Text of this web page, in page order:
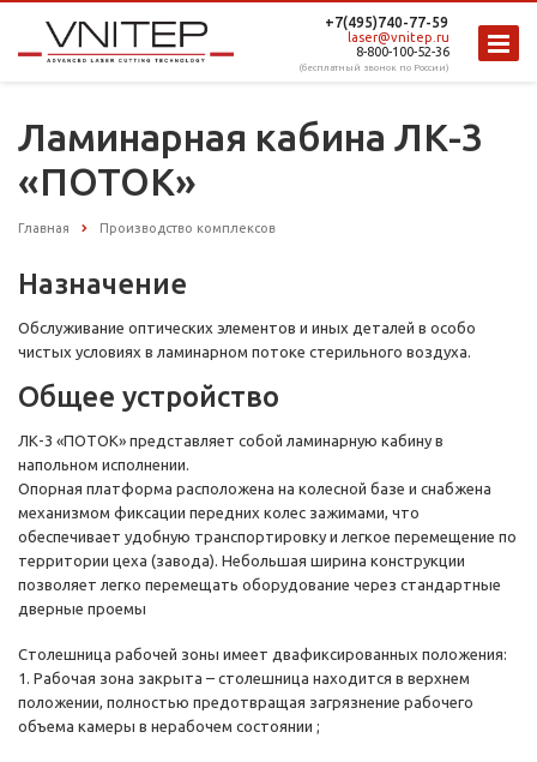
+7(495)740-77-59
laser@vnitep.ru
8-800-100-52-36
(бесплатный звонок по России)
Ламинарная кабина ЛК-3
«ПОТОК»
Главная Производство комплексов
Назначение
Обслуживание оптических элементов и иных деталей в особо
чистых условиях в ламинарном потоке стерильного воздуха.
Общее устройство
ЛК-3 «ПОТОК» представляет собой ламинарную кабину в
напольном исполнении.
Опорная платформа расположена на колесной базе и снабжена
механизмом фиксации передних колес зажимами, что
обеспечивает удобную транспортировку и легкое перемещение по
территории цеха (завода). Небольшая ширина конструкции
позволяет легко перемещать оборудование через стандартные
дверные проемы
Столешница рабочей зоны имеет двафиксированных положения:
1. Рабочая зона закрыта – столешница находится в верхнем
положении, полностью предотвращая загрязнение рабочего
объема камеры в нерабочем состоянии ;